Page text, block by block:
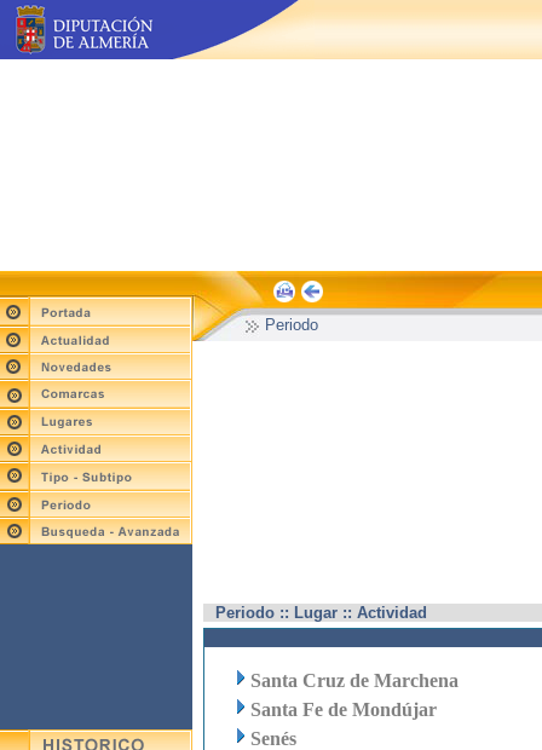
Periodo
Periodo :: Lugar :: Actividad
Santa Cruz de Marchena
Santa Fe de Mondújar
Senés